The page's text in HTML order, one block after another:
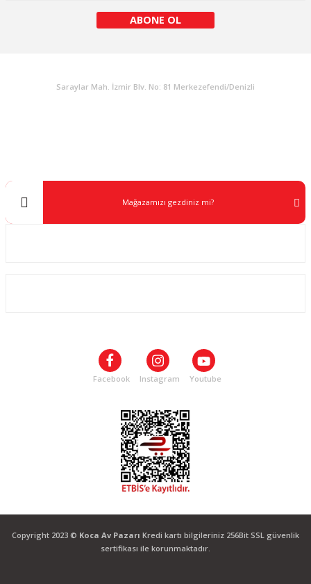
Gönder
ABONE OL
Saraylar Mah. İzmir Blv. No: 81 Merkezefendi/Denizli
Mağazamızı gezdiniz mi?
Facebook Instagram Youtube
Copyright 2023 © Koca Av Pazarı Kredi kartı bilgileriniz 256Bit SSL güvenlik
sertifikası ile korunmaktadır.